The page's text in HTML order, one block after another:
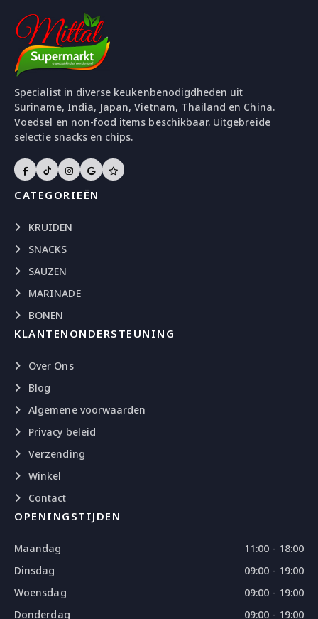
Specialist in diverse keukenbenodigdheden uit
Suriname, India, Japan, Vietnam, Thailand en China.
Voedsel en non-food items beschikbaar. Uitgebreide
selectie snacks en chips.
CATEGORIEËN
KRUIDEN
SNACKS
SAUZEN
MARINADE
BONEN
KLANTENONDERSTEUNING
Over Ons
Blog
Algemene voorwaarden
Privacy beleid
Verzending
Winkel
Contact
OPENINGSTIJDEN
Maandag
11:00 - 18:00
Dinsdag
09:00 - 19:00
Woensdag
09:00 - 19:00
Donderdag
09:00 - 19:00